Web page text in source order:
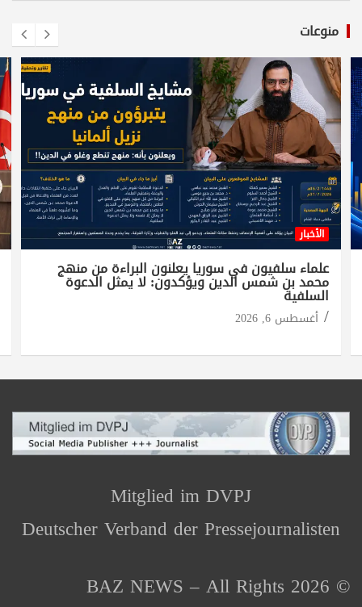
منوعات
الأخبار
علماء سلفيون في سوريا يعلنون البراءة من منهج
محمد بن شمس الدين ويؤكدون: لا يمثل الدعوة
السلفية
أغسطس 6, 2026
Mitglied im DVPJ
Deutscher Verband der Pressejournalisten
© 2026 BAZ NEWS – All Rights